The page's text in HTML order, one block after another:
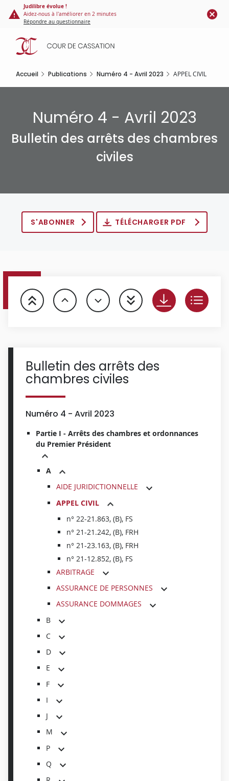
Panneau de gestion des cookies
contenu
principal
Judilibre évolue !
Aidez-nous à l'améliorer en 2 minutes
Répondre au questionnaire
Accueil Publications Numéro 4 - Avril 2023 APPEL CIVIL
Numéro 4 - Avril 2023
Bulletin des arrêts des chambres
civiles
S'ABONNER TÉLÉCHARGER PDF
Bulletin des arrêts des
chambres civiles
Numéro 4 - Avril 2023
Partie I - Arrêts des chambres et ordonnances
du Premier Président
A
AIDE JURIDICTIONNELLE
APPEL CIVIL
n° 22-21.863, (B), FS
n° 21-21.242, (B), FRH
n° 21-23.163, (B), FRH
n° 21-12.852, (B), FS
ARBITRAGE
ASSURANCE DE PERSONNES
ASSURANCE DOMMAGES
B
C
D
E
F
I
J
M
P
Q